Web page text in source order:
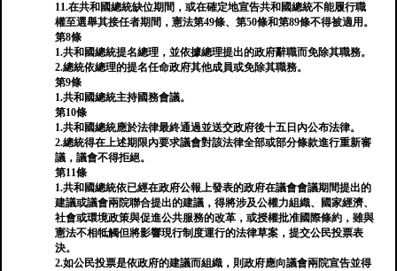
11.在共和國總統缺位期間，或在確定地宣告共和國總統不能履行職
權至選舉其接任者期間，憲法第49條、第50條和第89條不得被適用。
第8條
1.共和國總統提名總理，並依據總理提出的政府辭職而免除其職務。
2.總統依總理的提名任命政府其他成員或免除其職務。
第9條
1.共和國總統主持國務會議。
第10條
1.共和國總統應於法律最終通過並送交政府後十五日內公布法律。
2.總統得在上述期限內要求議會對該法律全部或部分條款進行重新審
議，議會不得拒絕。
第11條
1.共和國總統依已經在政府公報上發表的政府在議會會議期間提出的
建議或議會兩院聯合提出的建議，得將涉及公權力組織、國家經濟、
社會或環境政策與促進公共服務的改革，或授權批准國際條約，雖與
憲法不相牴觸但將影響現行制度運行的法律草案，提交公民投票表
決。
2.如公民投票是依政府的建議而組織，則政府應向議會兩院宣告並得